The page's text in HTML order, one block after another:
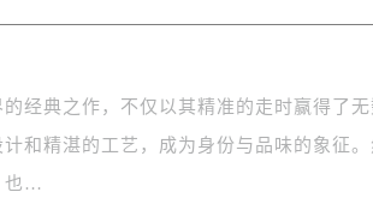
经典之作，不仅以其精准的走时赢得了
和精湛的工艺，成为身份与品味的象征
也…